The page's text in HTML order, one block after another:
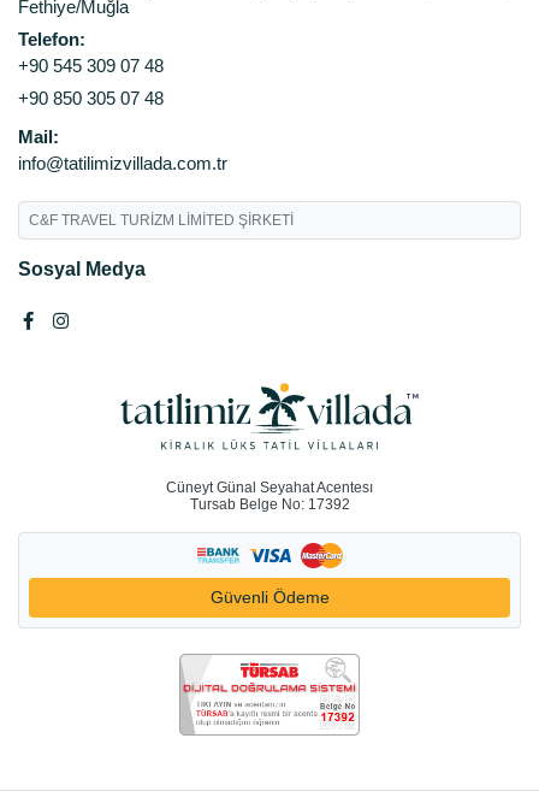
Fethiye/Muğla
Telefon:
+90 545 309 07 48
+90 850 305 07 48
Mail:
info@tatilimizvillada.com.tr
C&F TRAVEL TURİZM LİMİTED ŞİRKETİ
Sosyal Medya
Cüneyt Günal Seyahat Acentesı
Tursab Belge No: 17392
Güvenli Ödeme